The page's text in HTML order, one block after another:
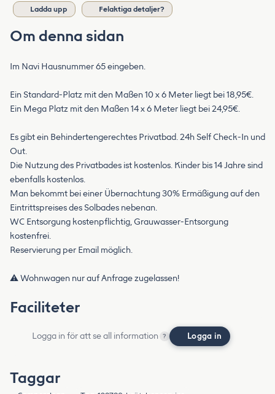
Ladda upp Felaktiga detaljer?
Om denna sidan
Im Navi Hausnummer 65 eingeben.
Ein Standard-Platz mit den Maßen 10 x 6 Meter liegt bei 18,95€.
Ein Mega Platz mit den Maßen 14 x 6 Meter liegt bei 24,95€.
Es gibt ein Behindertengerechtes Privatbad. 24h Self Check-In und
Out.
Die Nutzung des Privatbades ist kostenlos. Kinder bis 14 Jahre sind
ebenfalls kostenlos.
Man bekommt bei einer Übernachtung 30% Ermäßigung auf den
Eintrittspreises des Solbades nebenan.
WC Entsorgung kostenpflichtig, Grauwasser-Entsorgung
kostenfrei.
Reservierung per Email möglich.
⚠️ Wohnwagen nur auf Anfrage zugelassen!
Faciliteter
Logga in för att se all information ? Logga in
Taggar